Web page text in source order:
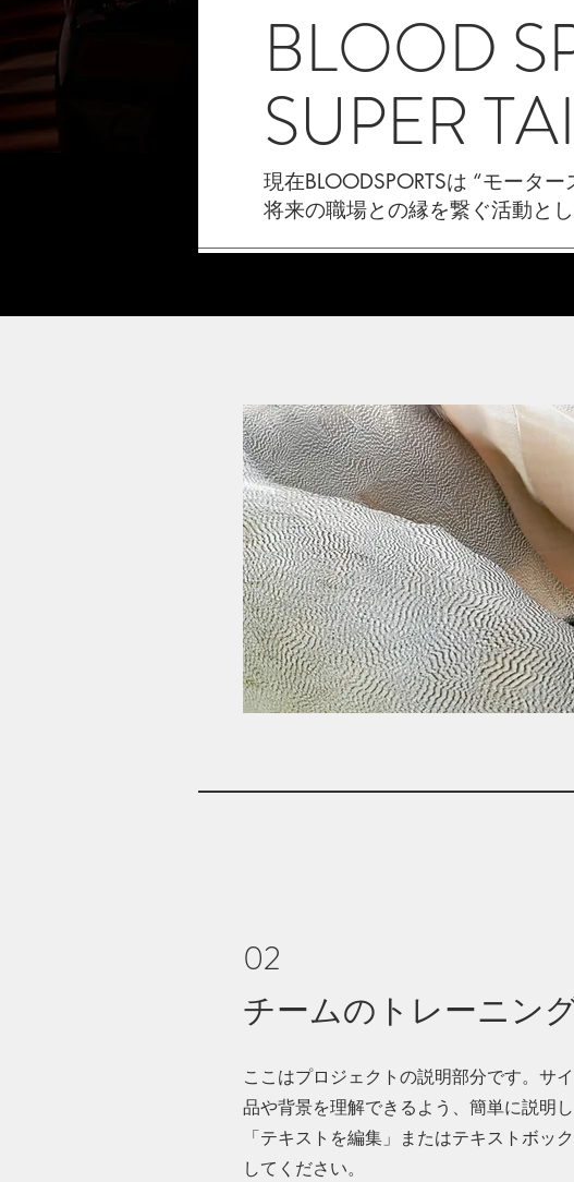
BLOOD
SUPER
現在BLOODSPORTSは “モータ
将来の職場との縁を繋ぐ活動と
02
チームのトレーニン
ここはプロジェクトの説明部分です。サ
品や背景を理解できるよう、簡単に説明し
「テキストを編集」またはテキストボッ
してください。